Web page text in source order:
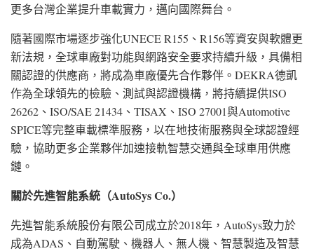
更多台灣企業提升車載實力，邁向國際舞台。
隨著國際市場逐步強化UNECE R155、R156等資安與軟體更
新法規，全球車廠對功能與網路安全要求持續升級，具備相
關認證的供應商，將成為車廠優先合作夥伴。DEKRA德凱
作為全球領先的檢驗、測試與認證機構，將持續提供ISO
26262、ISO/SAE 21434、TISAX、ISO 27001與Automotive
SPICE等完整車載標準服務，以在地技術服務與全球認證經
驗，協助更多企業夥伴加速接軌智慧交通與全球車用供應
鏈。
關於先進智能系統（AutoSys Co.）
先進智能系統股份有限公司成立於2018年，AutoSys致力於
成為ADAS、自動駕駛、機器人、無人機、智慧製造及智慧